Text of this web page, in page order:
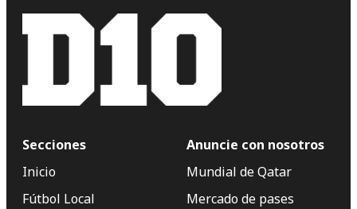
Secciones
Inicio
Fútbol Local
Anuncie con nosotros
Mundial de Qatar
Mercado de pases